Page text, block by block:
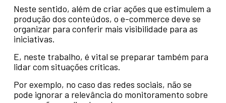
Neste sentido, além de criar ações que estimulem a
produção dos conteúdos, o e-commerce deve se
organizar para conferir mais visibilidade para as
iniciativas.
E, neste trabalho, é vital se preparar também para
lidar com situações críticas.
Por exemplo, no caso das redes sociais, não se
pode ignorar a relevância do monitoramento sobre